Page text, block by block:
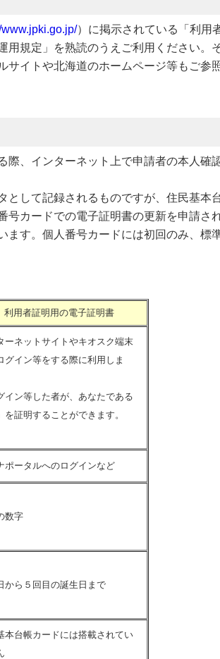
www.jpki.go.jp/）に掲示されている「利用
用規定」を熟読のうえご利用ください。
イトや北海道のホームページ等もご参
際、インターネット上で申請者の本人確
として記録されるものですが、住民基本
号カードでの電子証明書の更新を申請さ
ます。個人番号カードには初回のみ、標
利用者証明用の電子証明書
ーネットサイトやキオスク端末
グイン等をする際に利用しま
イン等した者が、あなたである
を証明することができます。
ポータルへのログインなど
数字
から５回目の誕生日まで
本台帳カードには搭載されてい